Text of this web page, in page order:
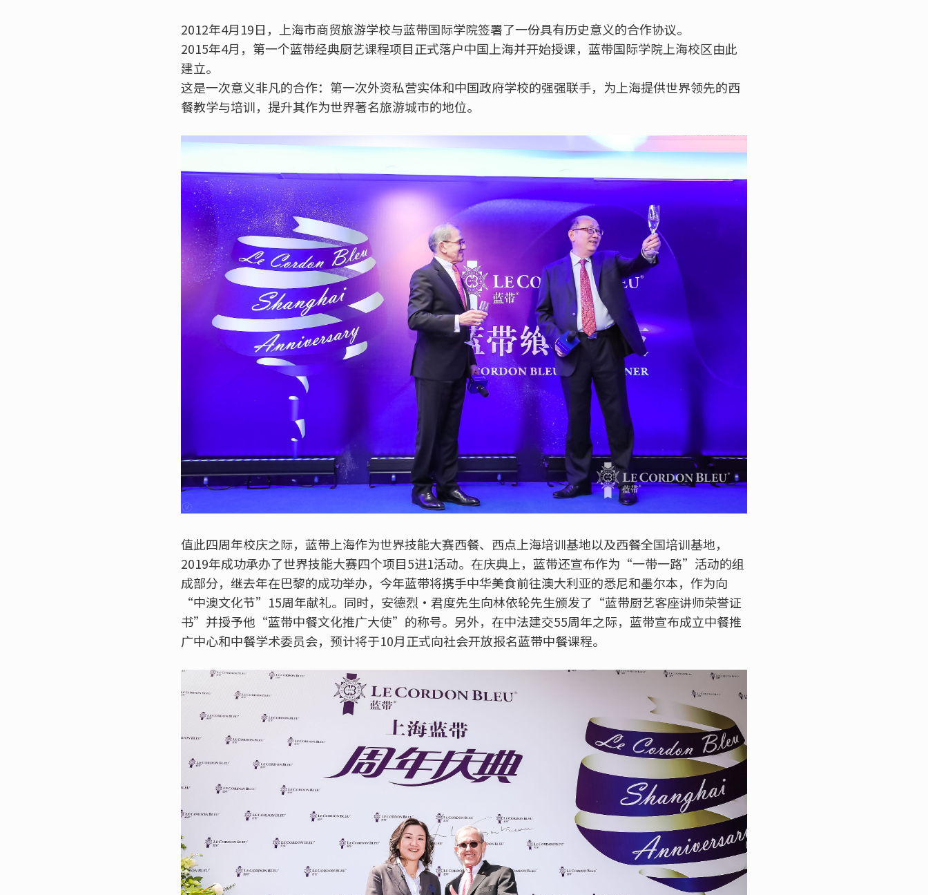
2012年4月19日，上海市商贸旅游学校与蓝带国际学院签署了一份具有历史意义的合作协议。
2015年4月，第一个蓝带经典厨艺课程项目正式落户中国上海并开始授课，蓝带国际学院上海校区由此
建立。
这是一次意义非凡的合作：第一次外资私营实体和中国政府学校的强强联手，为上海提供世界领先的西
餐教学与培训，提升其作为世界著名旅游城市的地位。
值此四周年校庆之际，蓝带上海作为世界技能大赛西餐、西点上海培训基地以及西餐全国培训基地，
2019年成功承办了世界技能大赛四个项目5进1活动。在庆典上，蓝带还宣布作为“一带一路”活动的组
成部分，继去年在巴黎的成功举办，今年蓝带将携手中华美食前往澳大利亚的悉尼和墨尔本，作为向
“中澳文化节”15周年献礼。同时，安德烈·君度先生向林依轮先生颁发了“蓝带厨艺客座讲师荣誉证
书”并授予他“蓝带中餐文化推广大使”的称号。另外，在中法建交55周年之际，蓝带宣布成立中餐推
广中心和中餐学术委员会，预计将于10月正式向社会开放报名蓝带中餐课程。